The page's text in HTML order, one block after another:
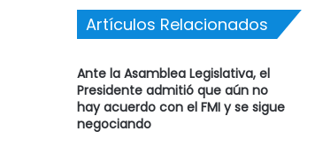
Artículos Relacionados
Ante la Asamblea Legislativa, el
Presidente admitió que aún no
hay acuerdo con el FMI y se sigue
negociando